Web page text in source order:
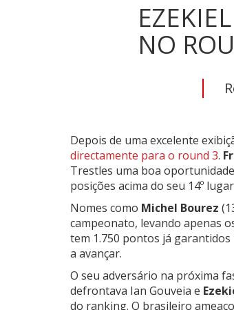
NO
Depois de uma excelente
directamente para o round 3.
Trestles uma boa
posições acima do seu 14º
Nomes como Michel Bourez
campeonato, levando apenas
tem 1.750 pontos já
a avançar.
O seu adversário na próxima
defrontava Ian Gouveia e
do ranking. O brasileiro